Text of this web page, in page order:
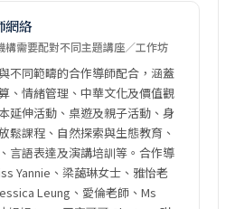
網絡
構需要配對不同主題講座／工作坊
不同範疇的合作導師配合，涵蓋
、情緒管理、中華文化及價值觀
延伸活動、桌遊及親子活動、身
鬆課程、自然探索與生態教育、
言語表達及演講培訓等。合作導
Yannie、梁藹琳女士、雅怡老
Leung、愛倫老師、Ms